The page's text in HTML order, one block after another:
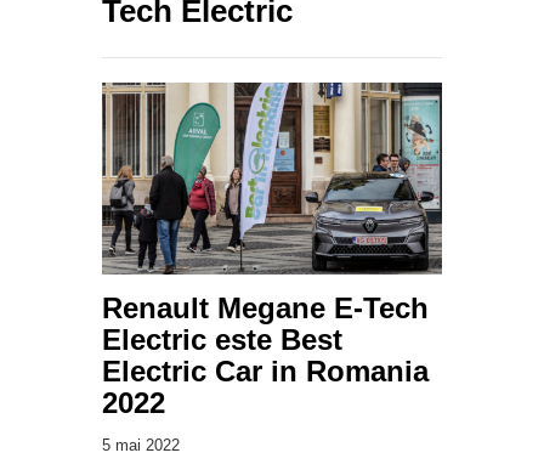
Tech Electric
Renault Megane E-Tech
Electric este Best
Electric Car in Romania
2022
5 mai 2022